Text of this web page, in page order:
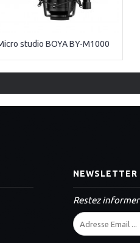
studio BOYA BY-M1000
NEWSLETTER
Restez informer